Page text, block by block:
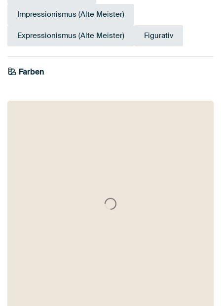
Impressionismus (Alte Meister)
Expressionismus (Alte Meister) Figurativ
Farben
Grau